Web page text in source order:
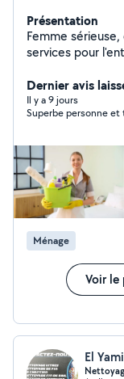
Présentation
Femme
services pour
des sols, poussière,
possible Personne discrète et de confiance Disponible
en semaine.
Dernier avis
Il y a 9 jours
Superbe personne et
Ménage
Voir le
El